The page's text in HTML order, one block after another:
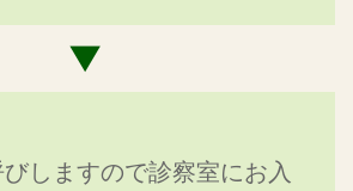
しますので診察室にお入